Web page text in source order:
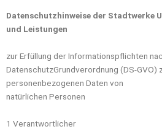
Datenschutzhinweise der Stadtwerke
und Leistungen
zur Erfüllung der Informationspflichten
DatenschutzGrundverordnung (DS-GVO)
personenbezogenen Daten von
natürlichen Personen
1 Verantwortlicher